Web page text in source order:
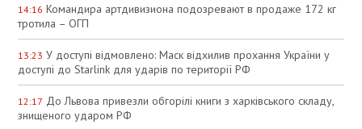
14:16 Командира артдивизиона подозревают в продаже 172 кг
тротила – ОГП
13:23 У доступі відмовлено: Маск відхилив прохання України у
доступі до Starlink для ударів по території РФ
12:17 До Львова привезли обгорілі книги з харківського складу,
знищеного ударом РФ